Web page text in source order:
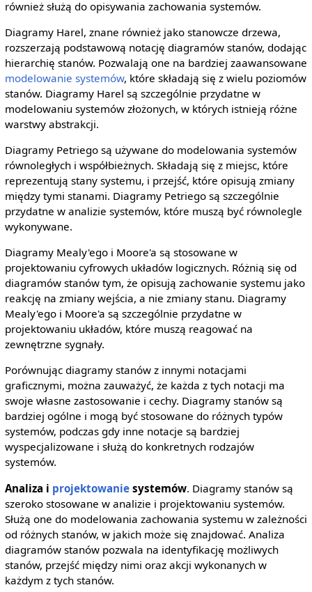
również służą do opisywania zachowania systemów.
Diagramy Harel, znane również jako stanowcze drzewa,
rozszerzają podstawową notację diagramów stanów, dodając
hierarchię stanów. Pozwalają one na bardziej zaawansowane
modelowanie systemów, które składają się z wielu poziomów
stanów. Diagramy Harel są szczególnie przydatne w
modelowaniu systemów złożonych, w których istnieją różne
warstwy abstrakcji.
Diagramy Petriego są używane do modelowania systemów
równoległych i współbieżnych. Składają się z miejsc, które
reprezentują stany systemu, i przejść, które opisują zmiany
między tymi stanami. Diagramy Petriego są szczególnie
przydatne w analizie systemów, które muszą być równolegle
wykonywane.
Diagramy Mealy'ego i Moore'a są stosowane w
projektowaniu cyfrowych układów logicznych. Różnią się od
diagramów stanów tym, że opisują zachowanie systemu jako
reakcję na zmiany wejścia, a nie zmiany stanu. Diagramy
Mealy'ego i Moore'a są szczególnie przydatne w
projektowaniu układów, które muszą reagować na
zewnętrzne sygnały.
Porównując diagramy stanów z innymi notacjami
graficznymi, można zauważyć, że każda z tych notacji ma
swoje własne zastosowanie i cechy. Diagramy stanów są
bardziej ogólne i mogą być stosowane do różnych typów
systemów, podczas gdy inne notacje są bardziej
wyspecjalizowane i służą do konkretnych rodzajów
systemów.
Analiza i projektowaniesystemów. Diagramy stanów są
szeroko stosowane w analizie i projektowaniu systemów.
Służą one do modelowania zachowania systemu w zależności
od różnych stanów, w jakich może się znajdować. Analiza
diagramów stanów pozwala na identyfikację możliwych
stanów, przejść między nimi oraz akcji wykonanych w
każdym z tych stanów.